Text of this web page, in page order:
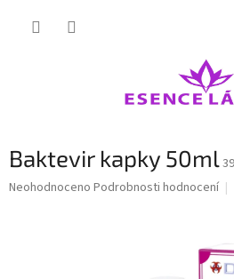
Baktevir kapky 50ml
Průměrné
Neohodnoceno Podrobnosti hodnocení